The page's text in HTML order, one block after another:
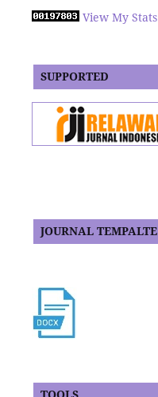
View My Stats
SUPPORTED
JOURNAL TEMPALTE